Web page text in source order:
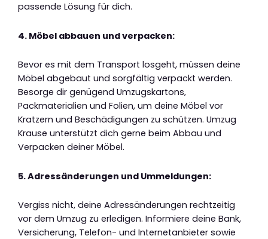
passende Lösung für dich.
4. Möbel abbauen und verpacken:
Bevor es mit dem Transport losgeht, müssen deine
Möbel abgebaut und sorgfältig verpackt werden.
Besorge dir genügend Umzugskartons,
Packmaterialien und Folien, um deine Möbel vor
Kratzern und Beschädigungen zu schützen. Umzug
Krause unterstützt dich gerne beim Abbau und
Verpacken deiner Möbel.
5. Adressänderungen und Ummeldungen:
Vergiss nicht, deine Adressänderungen rechtzeitig
vor dem Umzug zu erledigen. Informiere deine Bank,
Versicherung, Telefon- und Internetanbieter sowie